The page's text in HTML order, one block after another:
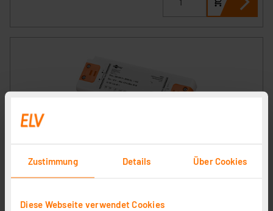
Zustimmung Details Über Cookies
Diese Webseite verwendet Cookies
Konstantspannung, IP20, ultraflach
Artikel-Nr. 111472